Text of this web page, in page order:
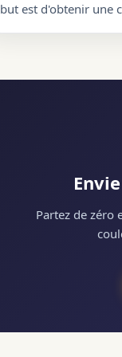
but est d'obtenir une
Partez de zéro